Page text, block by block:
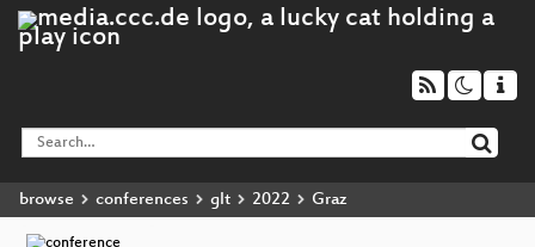
browse conferences glt 2022 Graz